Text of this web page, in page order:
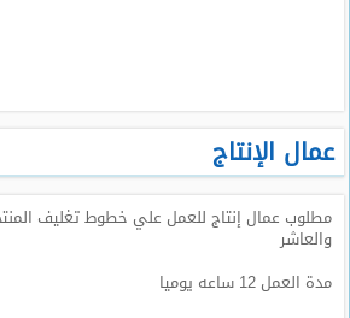
تصفح
الوظائف
وظائف
اليوم
وظائف
السعودية
عمال الإنتاج
مطلوب عمال إنتاج للعمل علي خطوط تغليف
والعاشر
مدة العمل 12 ساعه يوميا